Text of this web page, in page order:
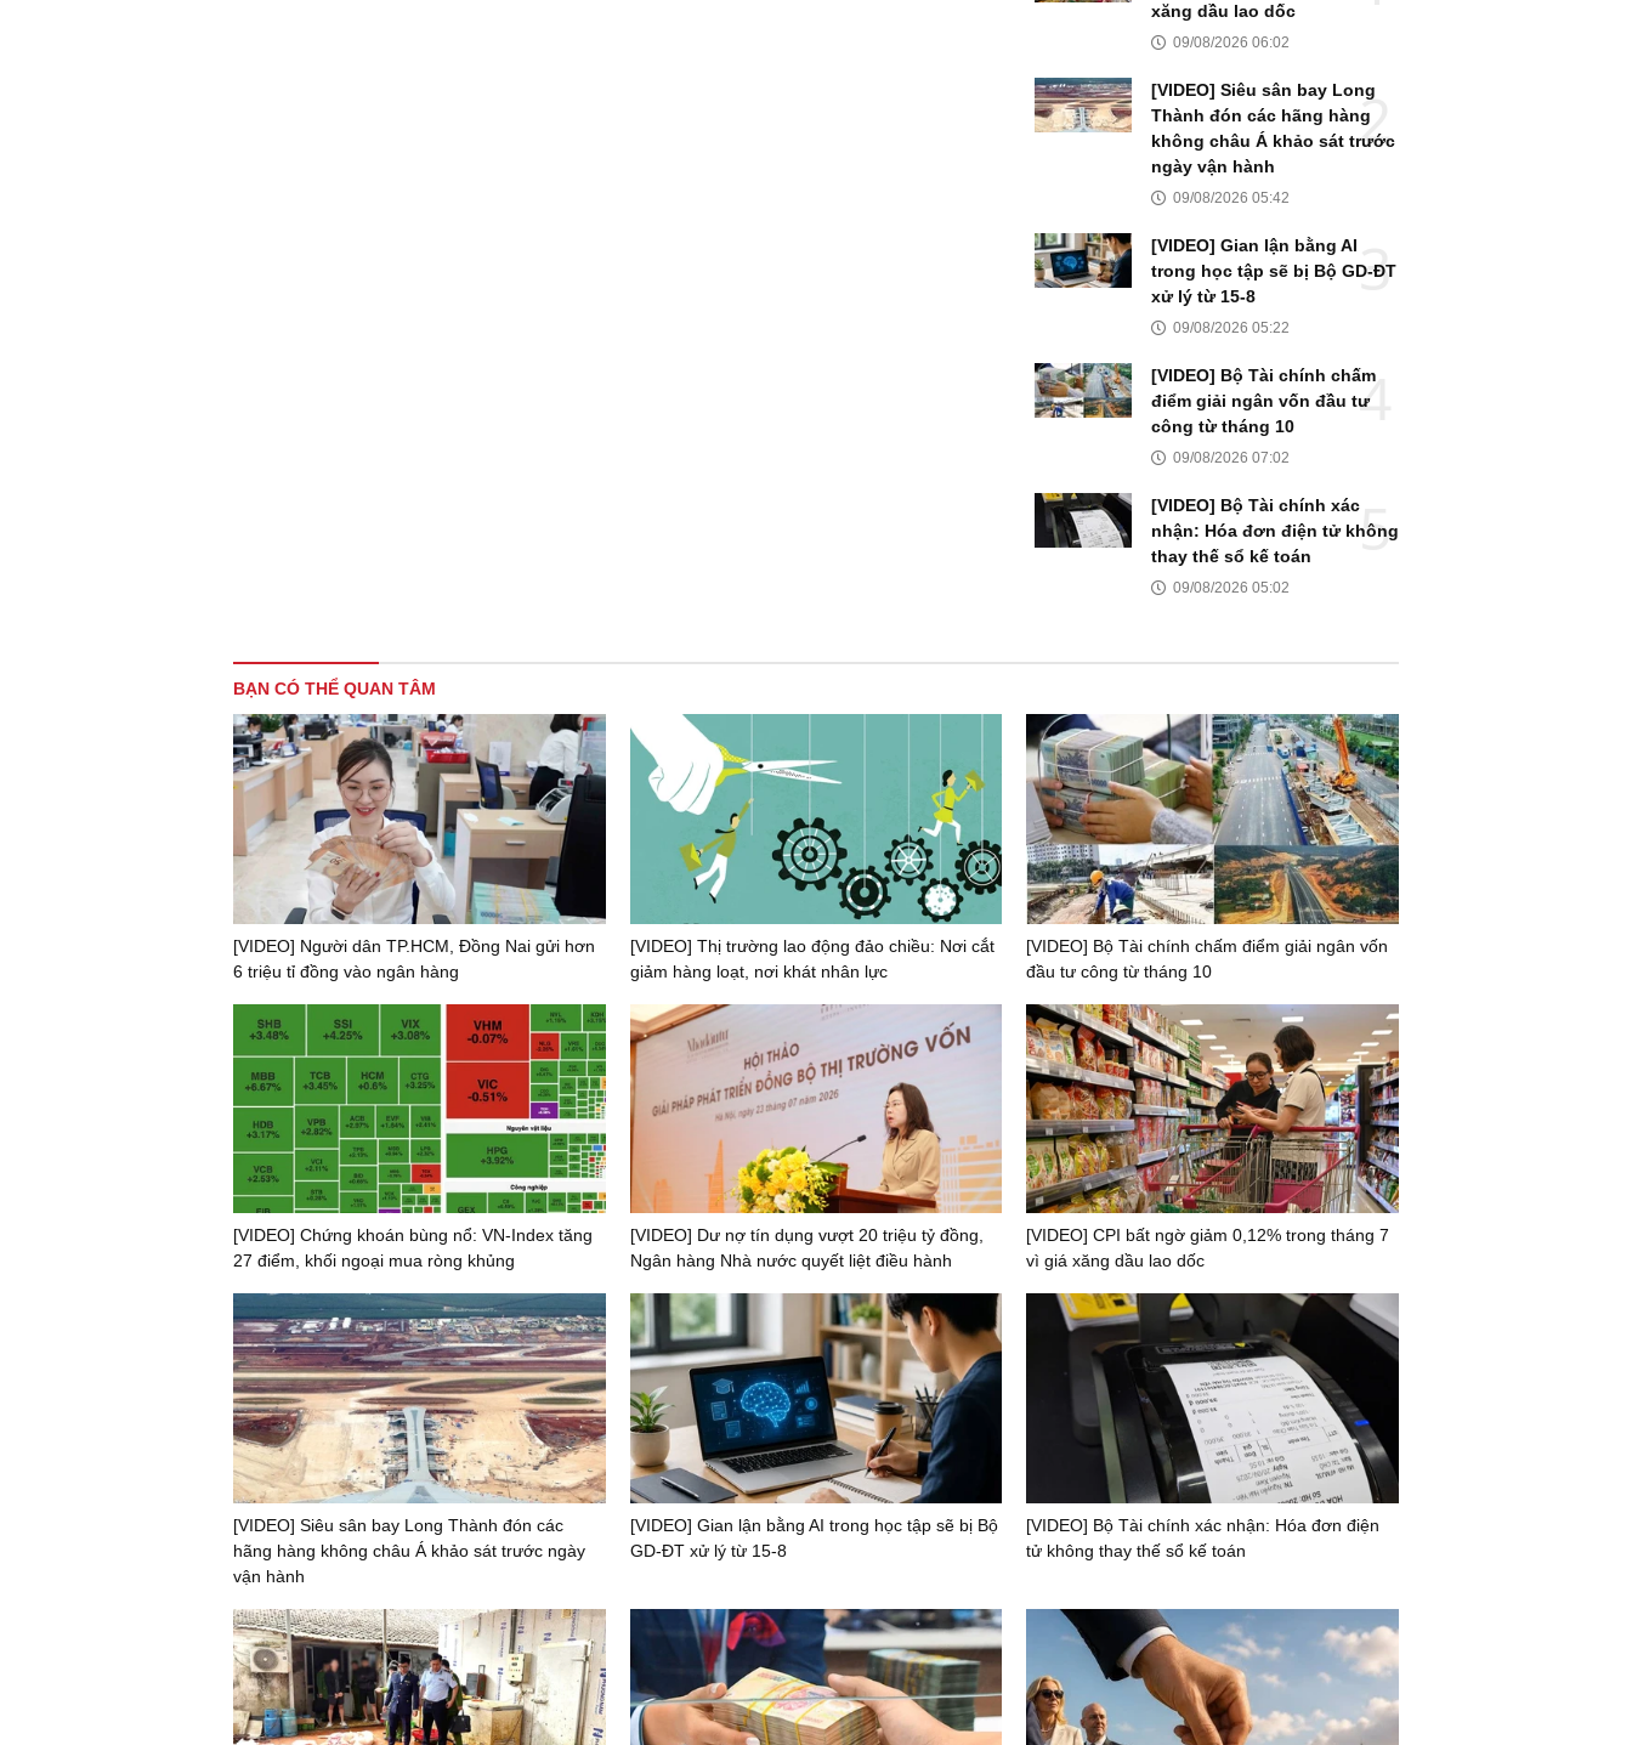
xăng dầu lao dốc
09/08/2026 06:02
[VIDEO] Siêu sân bay Long
Thành đón các hãng hàng
không châu Á khảo sát trước
ngày vận hành
09/08/2026 05:42
[VIDEO] Gian lận bằng AI
trong học tập sẽ bị Bộ GD-ĐT
xử lý từ 15-8
09/08/2026 05:22
[VIDEO] Bộ Tài chính chấm
điểm giải ngân vốn đầu tư
công từ tháng 10
09/08/2026 07:02
[VIDEO] Bộ Tài chính xác
nhận: Hóa đơn điện tử không
thay thế sổ kế toán
09/08/2026 05:02
BẠN CÓ THỂ QUAN TÂM
[VIDEO] Người dân TP.HCM, Đồng Nai gửi hơn
6 triệu tỉ đồng vào ngân hàng
[VIDEO] Thị trường lao động đảo chiều: Nơi cắt
giảm hàng loạt, nơi khát nhân lực
[VIDEO] Bộ Tài chính chấm điểm giải ngân vốn
đầu tư công từ tháng 10
[VIDEO] Chứng khoán bùng nổ: VN-Index tăng
27 điểm, khối ngoại mua ròng khủng
[VIDEO] Dư nợ tín dụng vượt 20 triệu tỷ đồng,
Ngân hàng Nhà nước quyết liệt điều hành
[VIDEO] CPI bất ngờ giảm 0,12% trong tháng 7
vì giá xăng dầu lao dốc
[VIDEO] Siêu sân bay Long Thành đón các
hãng hàng không châu Á khảo sát trước ngày
vận hành
[VIDEO] Gian lận bằng AI trong học tập sẽ bị Bộ
GD-ĐT xử lý từ 15-8
[VIDEO] Bộ Tài chính xác nhận: Hóa đơn điện
tử không thay thế sổ kế toán